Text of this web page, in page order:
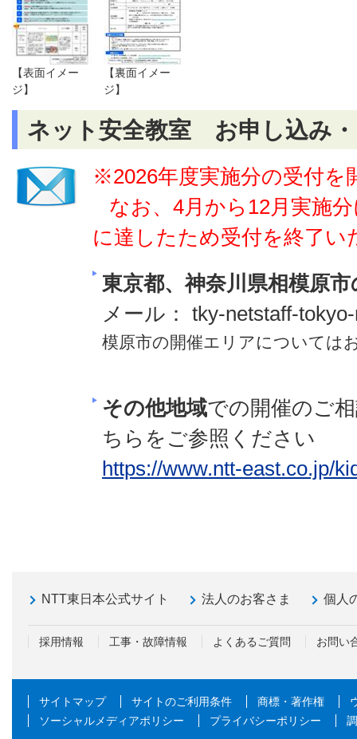
【表面イメー
ジ】
【裏面イメー
ジ】
ネット安全教室 お申し込み
※2026年度実施分の受付を
なお、4月から12月実施
に達したため受付を終了い
東京都、神奈川県相模原市
メール： tky-netstaff-
模原市の開催エリアについては
その他地域での開催のご
ちらをご参照ください
https://www.ntt-east.co.jp/
NTT東日本公式サイト 法人のお客さま 個人
採用情報 工事・故障情報 よくあるご質問 お問い
サイトマップ サイトのご利用条件 商標・著作権
ソーシャルメディアポリシー
プライバシーポリシー